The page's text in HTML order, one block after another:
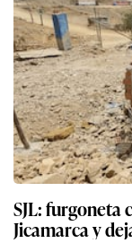
SJL: furgoneta
Jicamarca y